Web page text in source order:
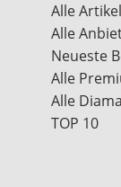
Alle Artikel
Alle
Neueste
Alle
Alle
TOP 10